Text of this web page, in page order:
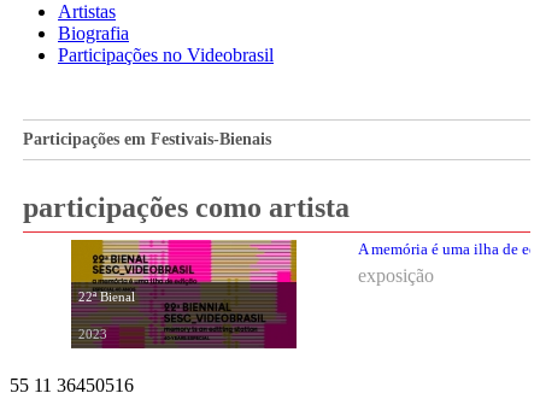
Artistas
Biografia
Participações no Videobrasil
Participações em Festivais-Bienais
participações como artista
22ª Bienal
2023
A memória é uma ilha de
exposição
55 11 36450516